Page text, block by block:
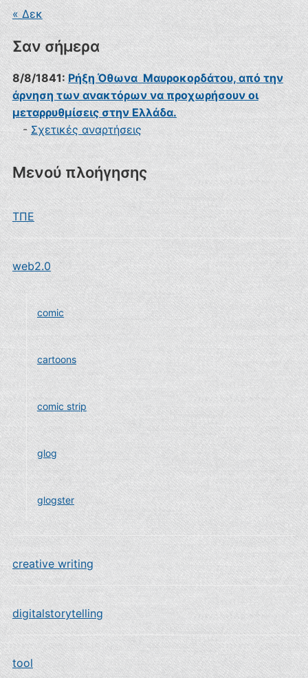
« Δεκ
Σαν σήμερα
8/8/1841:Ρήξη Όθωνα  Μαυροκορδάτου, από την
άρνηση των ανακτόρων να προχωρήσουν οι
μεταρρυθμίσεις στην Ελλάδα.
- Σχετικές αναρτήσεις
Μενού πλοήγησης
ΤΠΕ
web2.0
comic
cartoons
comic strip
glog
glogster
creative writing
digitalstorytelling
tool